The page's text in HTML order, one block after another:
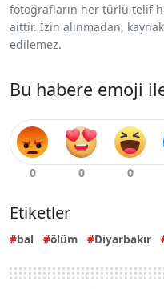
fotoğrafların her türlü telif
aittir. İzin alınmadan,
edilemez.
Bu habere emoji
Etiketler
bal ölüm Diyarbakır